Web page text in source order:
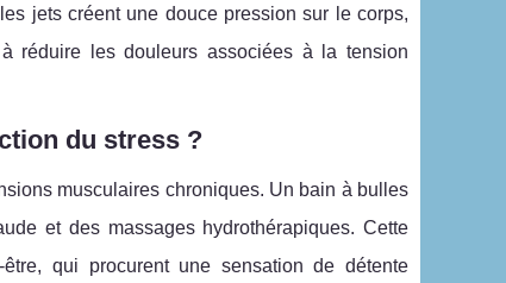
jets créent une douce pression sur le corps,
réduire les douleurs associées à la tension
du stress ?
musculaires chroniques. Un bain à bulles
et des massages hydrothérapiques. Cette
qui procurent une sensation de détente